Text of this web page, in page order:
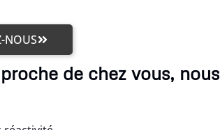
NOUS
de chez vous, nous